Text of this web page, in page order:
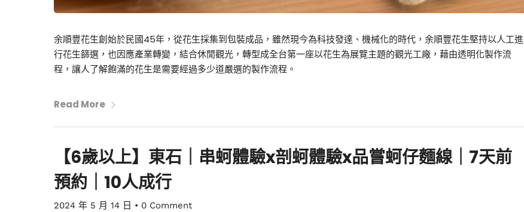
余順豐花生創始於民國45年，從花生採集到包裝成品，雖然現今為科技發達、機械化的時代，余順豐花生堅持以人工進
行花生篩選，也因應產業轉變，結合休閒觀光，轉型成全台第一座以花生為展覽主題的觀光工廠，藉由透明化製作流
程，讓人了解飽滿的花生是需要經過多少道嚴選的製作流程。
Read More
【6歲以上】東石｜串蚵體驗x剖蚵體驗x品嘗蚵仔麵線｜7天前
預約｜10人成行
2024 年 5 月 14 日 • 0 Comment